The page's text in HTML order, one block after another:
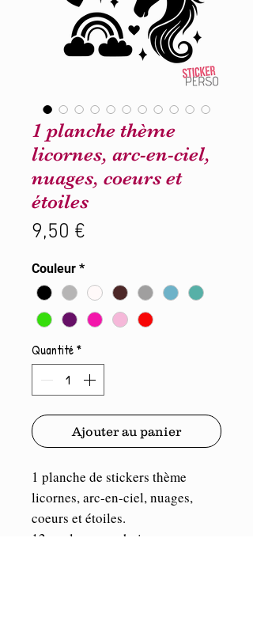
1 planche thème
licornes, arc-en-ciel,
nuages, coeurs et
étoiles
9,50 €
Couleur *
Quantité*
Ajouter au panier
1 planche de stickers thème
licornes, arc-en-ciel, nuages,
coeurs et étoiles.
12 couleurs au choix.